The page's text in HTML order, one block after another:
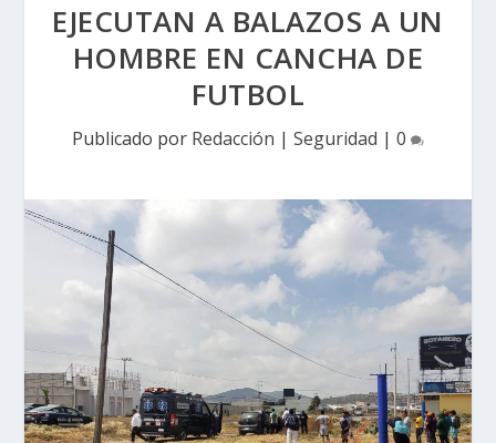
EJECUTAN A BALAZOS A UN
HOMBRE EN CANCHA DE
FUTBOL
Publicado por Redacción | Seguridad | 0